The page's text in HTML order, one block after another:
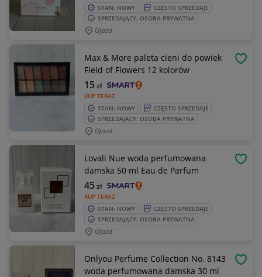
STAN: NOWY
CZĘSTO SPRZEDAJE
SPRZEDAJĄCY: OSOBA PRYWATNA
Ujazd
Max & More paleta cieni do powiek
Field of Flowers 12 kolorów
KUP TERAZ
15zł
STAN: NOWY
CZĘSTO SPRZEDAJE
SPRZEDAJĄCY: OSOBA PRYWATNA
Ujazd
Lovali Nue woda perfumowana
damska 50 ml Eau de Parfum
KUP TERAZ
45zł
STAN: NOWY
CZĘSTO SPRZEDAJE
SPRZEDAJĄCY: OSOBA PRYWATNA
Ujazd
Onlyou Perfume Collection No. 8143
woda perfumowana damska 30 ml